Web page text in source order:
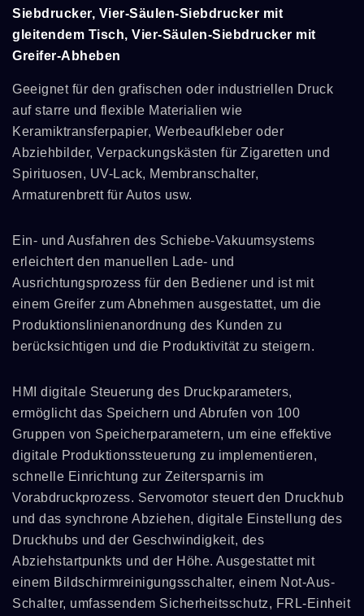
Siebdrucker, Vier-Säulen-Siebdrucker mit
gleitendem Tisch, Vier-Säulen-Siebdrucker mit
Greifer-Abheben
Geeignet für den grafischen oder industriellen Druck
auf starre und flexible Materialien wie
Keramiktransferpapier, Werbeaufkleber oder
Abziehbilder, Verpackungskästen für Zigaretten und
Spirituosen, UV-Lack, Membranschalter,
Armaturenbrett für Autos usw.
Ein- und Ausfahren des Schiebe-Vakuumsystems
erleichtert den manuellen Lade- und
Ausrichtungsprozess für den Bediener und ist mit
einem Greifer zum Abnehmen ausgestattet, um die
Produktionslinienanordnung des Kunden zu
berücksichtigen und die Produktivität zu steigern.
HMI digitale Steuerung des Druckparameters,
ermöglicht das Speichern und Abrufen von 100
Gruppen von Speicherparametern, um eine effektive
digitale Produktionssteuerung zu implementieren,
schnelle Einrichtung zur Zeitersparnis im
Vorabdruckprozess. Servomotor steuert den Druckhub
und das synchrone Abziehen, digitale Einstellung des
Druckhubs und der Geschwindigkeit, des
Abziehstartpunkts und der Höhe. Ausgestattet mit
einem Bildschirmreinigungsschalter, einem Not-Aus-
Schalter, umfassendem Sicherheitsschutz, FRL-Einheit